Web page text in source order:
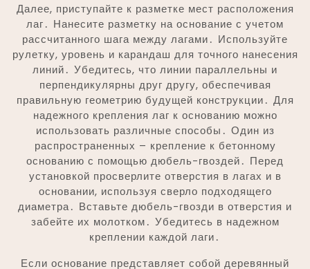
Далее, приступайте к разметке мест расположения
лаг․ Нанесите разметку на основание с учетом
рассчитанного шага между лагами․ Используйте
рулетку, уровень и карандаш для точного нанесения
линий․ Убедитесь, что линии параллельны и
перпендикулярны друг другу, обеспечивая
правильную геометрию будущей конструкции․ Для
надежного крепления лаг к основанию можно
использовать различные способы․ Один из
распространенных – крепление к бетонному
основанию с помощью дюбель-гвоздей․ Перед
установкой просверлите отверстия в лагах и в
основании, используя сверло подходящего
диаметра․ Вставьте дюбель-гвозди в отверстия и
забейте их молотком․ Убедитесь в надежном
креплении каждой лаги․
Если основание представляет собой деревянный